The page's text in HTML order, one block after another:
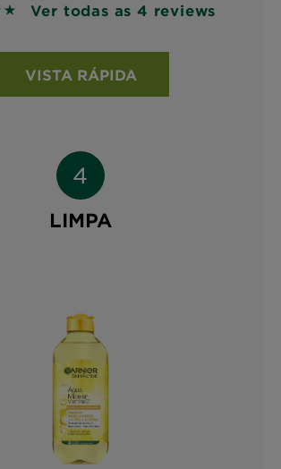
5 stars based on reviews
Ver todas as 4 reviews
VISTA RÁPIDA
LIMPA